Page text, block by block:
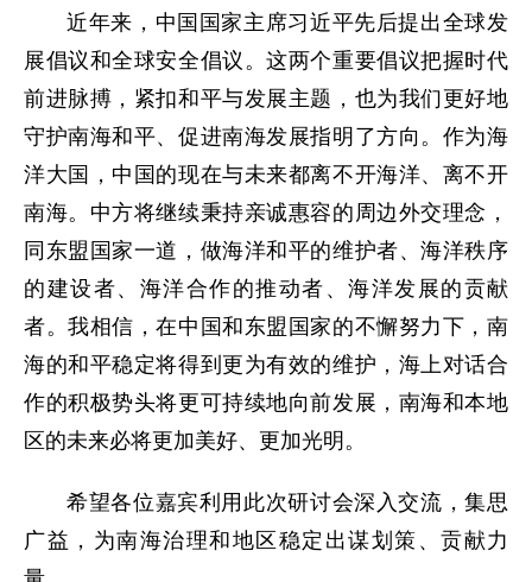
近年来，中国国家主席习近平先后提出全球发
展倡议和全球安全倡议。这两个重要倡议把握时代
前进脉搏，紧扣和平与发展主题，也为我们更好地
守护南海和平、促进南海发展指明了方向。作为海
洋大国，中国的现在与未来都离不开海洋、离不开
南海。中方将继续秉持亲诚惠容的周边外交理念，
同东盟国家一道，做海洋和平的维护者、海洋秩序
的建设者、海洋合作的推动者、海洋发展的贡献
者。我相信，在中国和东盟国家的不懈努力下，南
海的和平稳定将得到更为有效的维护，海上对话合
作的积极势头将更可持续地向前发展，南海和本地
区的未来必将更加美好、更加光明。
希望各位嘉宾利用此次研讨会深入交流，集思
广益，为南海治理和地区稳定出谋划策、贡献力